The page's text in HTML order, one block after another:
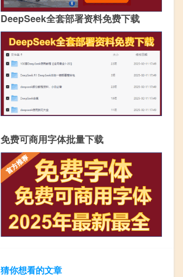
DeepSeek全套部署资料免费下载
免费可商用字体批量下载
猜你想看的文章